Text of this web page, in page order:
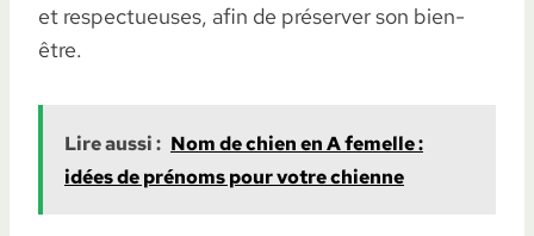
et respectueuses, afin de préserver son bien-
être.
Lire aussi : Nom de chien en A femelle :
idées de prénoms pour votre chienne